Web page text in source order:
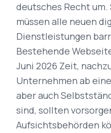
deutsches Recht um.
müssen alle neuen
Dienstleistungen
Bestehende
Juni 2026 Zeit,
Unternehmen ab
aber auch
sind, sollten
Aufsichtsbehörden